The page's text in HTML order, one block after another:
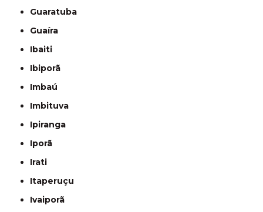
Guaratuba
Guaíra
Ibaiti
Ibiporã
Imbaú
Imbituva
Ipiranga
Iporã
Irati
Itaperuçu
Ivaiporã